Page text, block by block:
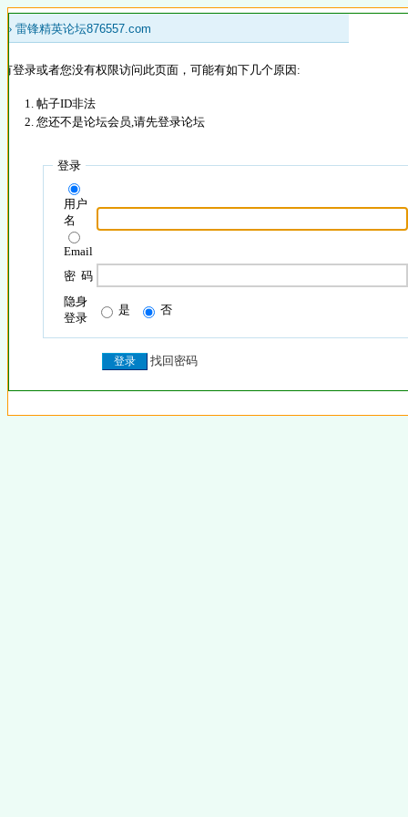
» 雷锋精英论坛876557.com
登录或者您没有权限访问此页面，可能有如下几个原因:
帖子ID非法
您还不是论坛会员,请先登录论坛
登录
用户
名
Email
密 码
隐身
登录
是 否
找回密码